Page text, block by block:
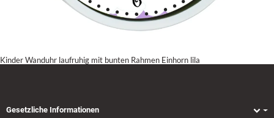
Kinder Wanduhr laufruhig mit bunten Rahmen Einhorn lila
Gesetzliche Informationen